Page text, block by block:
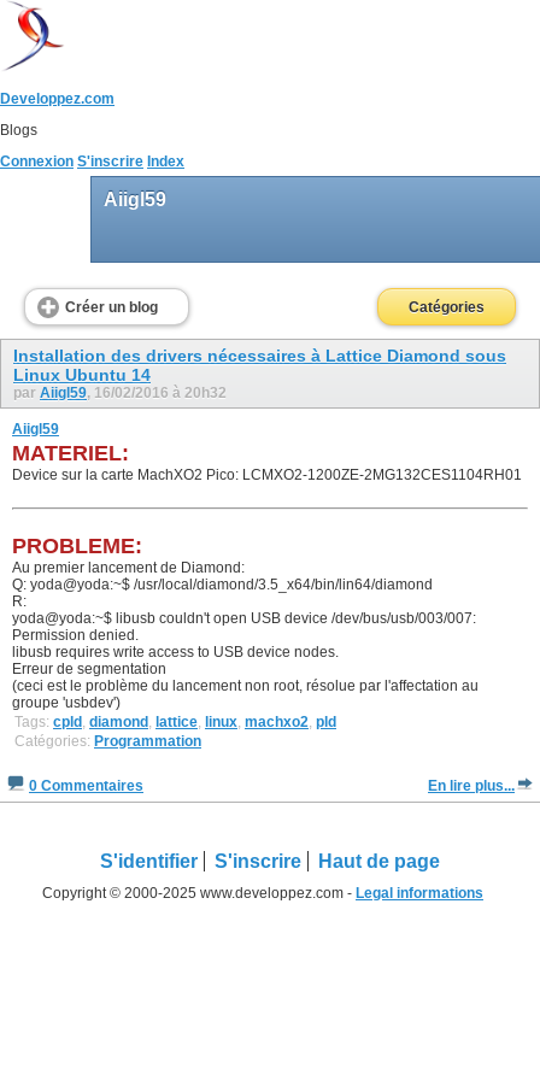
Developpez.com
Blogs
Connexion S'inscrire Index
Aiigl59
Créer un blog Catégories
Installation des drivers nécessaires à Lattice Diamond sous
Linux Ubuntu 14
par Aiigl59, 16/02/2016 à 20h32
Aiigl59
MATERIEL:
Device sur la carte MachXO2 Pico: LCMXO2-1200ZE-2MG132CES1104RH01
PROBLEME:
Au premier lancement de Diamond:
Q: yoda@yoda:~$ /usr/local/diamond/3.5_x64/bin/lin64/diamond
R:
yoda@yoda:~$ libusb couldn't open USB device /dev/bus/usb/003/007:
Permission denied.
libusb requires write access to USB device nodes.
Erreur de segmentation
(ceci est le problème du lancement non root, résolue par l'affectation au
groupe 'usbdev')
Tags: cpld , diamond , lattice, linux, machxo2, pld
Catégories: Programmation
0 Commentaires En lire plus...
S'identifier S'inscrire Haut de page
Copyright © 2000-2025 www.developpez.com - Legal informations